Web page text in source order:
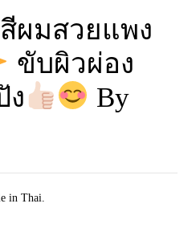
ผมสวยแพง
ขับผิวผ่อง
ง
By
in Thai